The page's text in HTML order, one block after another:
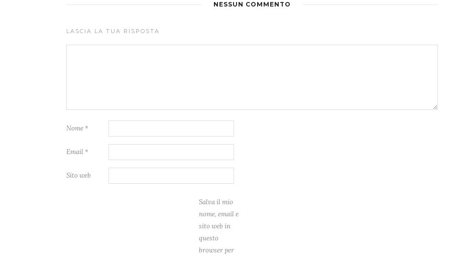
NESSUN COMMENTO
LASCIA LA TUA RISPOSTA
Nome *
Email *
Sito web
Salva il mio
nome, email e
sito web in
questo
browser per